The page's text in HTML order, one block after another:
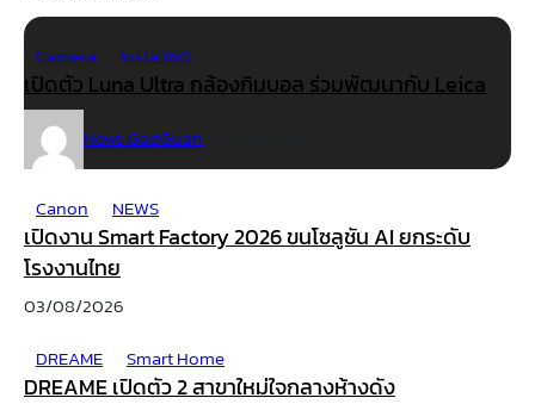
Camera Insta360
เปิดตัว Luna Ultra กล้องกิมบอล ร่วมพัฒนากับ Leica
News GadGuan
Canon NEWS
เปิดงาน Smart Factory 2026 ขนโซลูชัน AI ยกระดับ
โรงงานไทย
03/08/2026
DREAME
Smart Home
DREAME เปิดตัว 2 สาขาใหม่ใจกลางห้างดัง